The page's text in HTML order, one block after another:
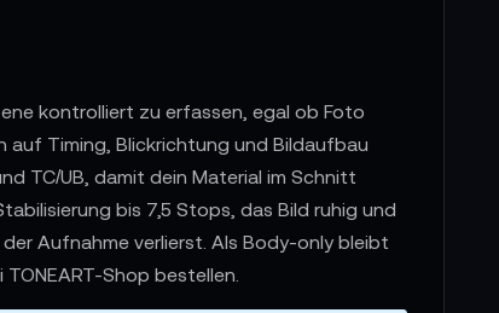
kontrolliert zu erfassen, egal ob Foto
auf Timing, Blickrichtung und Bildaufbau
TC/UB, damit dein Material im Schnitt
bis 7,5 Stops, das Bild ruhig und
Aufnahme verlierst. Als Body-only bleibt
Shop bestellen.